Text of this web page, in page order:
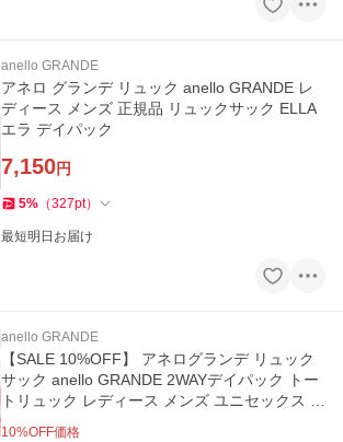
anello GRANDE
アネロ グランデ リュック anello GRANDE レ
ディース メンズ 正規品 リュックサック ELLA
エラ デイパック
7,150円
5% （327pt）
最短明日お届け
anello GRANDE
【SALE 10%OFF】 アネログランデ リュック
サック anello GRANDE 2WAYデイパック トー
トリュック レディース メンズ ユニセックス 通
10%OFF価格